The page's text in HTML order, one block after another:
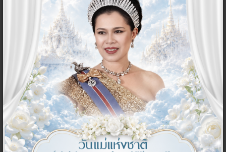
ข่าวกิจกรรมในหน่วยงาน
สนง.ปศุสัตว์หนองบัวลำภู...
06 สิงหาคม 2569
ข่าวกิจกรรมในหน่วยงาน
สนง.ปศุสัตว์หนองบัวลำภู...
06 สิงหาคม 2569